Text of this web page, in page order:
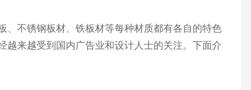
、不锈钢板材、铁板材等每种材质都有各自的特色
越来越受到国内广告业和设计人士的关注。下面介